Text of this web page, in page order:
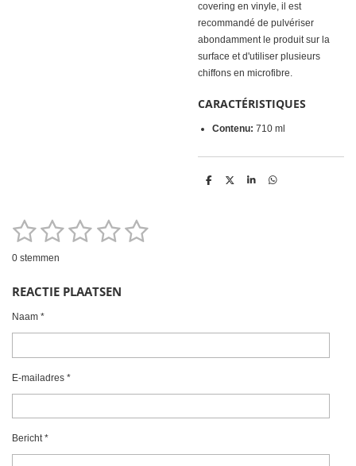
covering en vinyle, il est
recommandé de pulvériser
abondamment le produit sur la
surface et d'utiliser plusieurs
chiffons en microfibre.
CARACTÉRISTIQUES
Contenu: 710 ml
D
D
S
D
R
t
n
s
t
e
e
1
s
t
e
r
2
s
t
e
r
r
e
3
t
r
r
e
4
t
r
r
5
r
r
0 stemmen
REACTIE PLAATSEN
Naam *
E-mailadres *
Bericht *